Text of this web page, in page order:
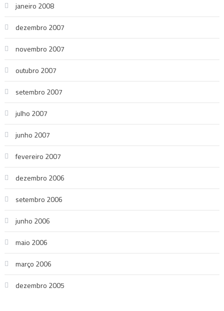
janeiro 2008
dezembro 2007
novembro 2007
outubro 2007
setembro 2007
julho 2007
junho 2007
fevereiro 2007
dezembro 2006
setembro 2006
junho 2006
maio 2006
março 2006
dezembro 2005